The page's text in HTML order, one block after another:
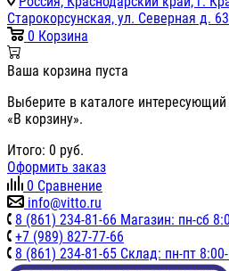
Старокорсунская, ул. Северная д.
0 Корзина
Ваша корзина пуста
Выберите в каталоге
«В корзину».
Итого: 0 руб.
Оформить заказ
0 Сравнение
info@vitto.ru
8 (861) 234-81-66 Магазин: пн-сб
+7 (989) 827-77-66
8 (861) 234-81-65 Склад: пн-пт